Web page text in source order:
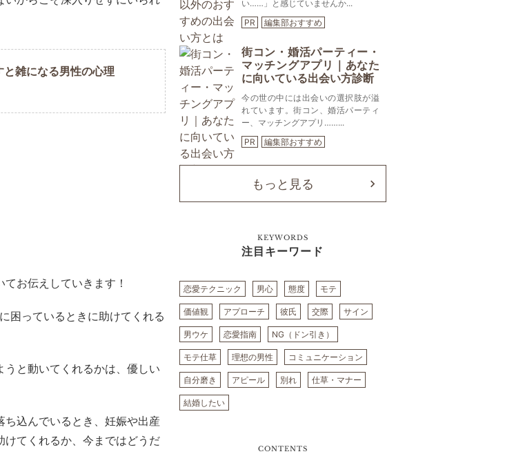
雑になる男性の心理
お伝えしていきます！
困っているときに助けてくれる
と動いてくれるかは、優しい
込んでいるとき、妊娠や出産
てくれるか、今まではどうだ
い……」と感じていませんか...
PR
編集部おすすめ
街コン・婚活パーティー・
マッチングアプリ｜あなた
に向いている出会い方診断
今の世の中には出会いの選択肢が溢
れています。街コン、婚活パーティ
ー、マッチングアプリ……...
PR
編集部おすすめ
もっと見る
KEYWORDS
注目キーワード
恋愛テクニック 男心 態度 モテ
価値観 アプローチ 彼氏 交際 サイン
男ウケ 恋愛指南 NG（ドン引き）
モテ仕草 理想の男性 コミュニケーション
自分磨き アピール 別れ 仕草・マナー
結婚したい
CONTENTS